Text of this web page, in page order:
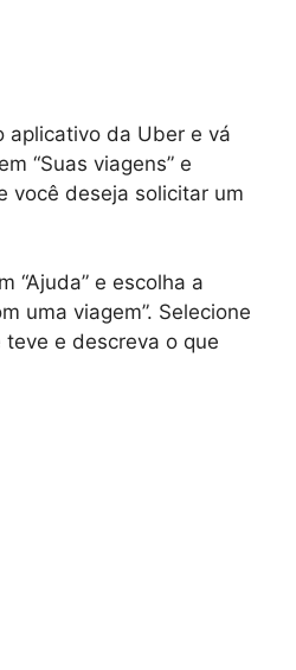
aplicativo da Uber e vá
“Suas viagens” e
você deseja solicitar um
“Ajuda” e escolha a
uma viagem”. Selecione
e descreva o que